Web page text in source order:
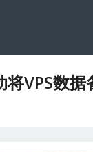
VPS数据